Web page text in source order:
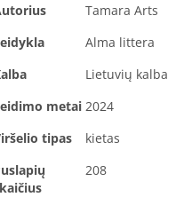
Tamara Arts
Alma littera
Lietuvių kalba
metai 2024
tipas
kietas
208